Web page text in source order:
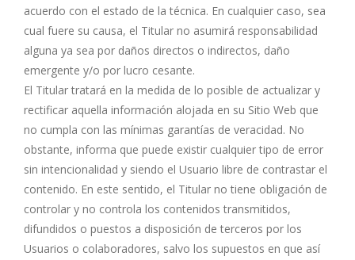
acuerdo con el estado de la técnica. En cualquier caso, sea
cual fuere su causa, el Titular no asumirá responsabilidad
alguna ya sea por daños directos o indirectos, daño
emergente y/o por lucro cesante.
El Titular tratará en la medida de lo posible de actualizar y
rectificar aquella información alojada en su Sitio Web que
no cumpla con las mínimas garantías de veracidad. No
obstante, informa que puede existir cualquier tipo de error
sin intencionalidad y siendo el Usuario libre de contrastar el
contenido. En este sentido, el Titular no tiene obligación de
controlar y no controla los contenidos transmitidos,
difundidos o puestos a disposición de terceros por los
Usuarios o colaboradores, salvo los supuestos en que así